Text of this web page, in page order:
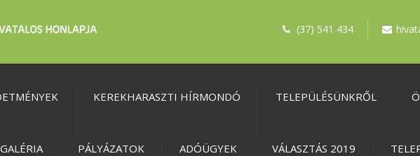
(37) 541 434
KEREKHARASZTI HÍRMONDÓ TELEPÜLÉSÜNKRŐL
PÁLYÁZATOK ADÓÜGYEK VÁLASZTÁS 2019